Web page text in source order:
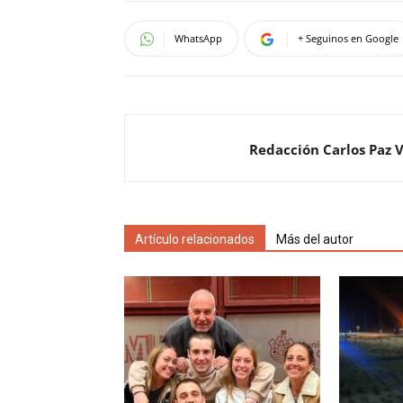
WhatsApp + Seguinos en Google
Redacción Carlos Paz
Artículo relacionados Más del autor